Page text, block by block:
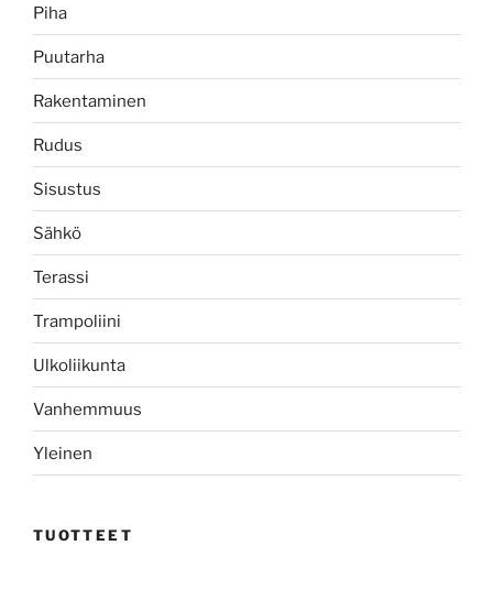
Piha
Puutarha
Rakentaminen
Rudus
Sisustus
Sähkö
Terassi
Trampoliini
Ulkoliikunta
Vanhemmuus
Yleinen
TUOTTEET